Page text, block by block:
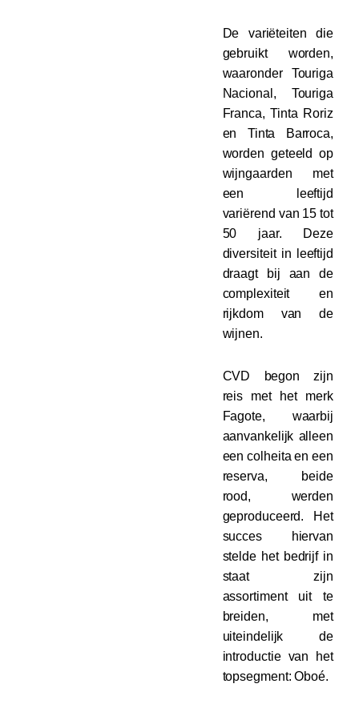
De variëteiten die
gebruikt worden,
waaronder Touriga
Nacional, Touriga
Franca, Tinta Roriz
en Tinta Barroca,
worden geteeld op
wijngaarden met
een leeftijd
variërend van 15 tot
50 jaar. Deze
diversiteit in leeftijd
draagt bij aan de
complexiteit en
rijkdom van de
wijnen.
CVD begon zijn
reis met het merk
Fagote, waarbij
aanvankelijk alleen
een colheita en een
reserva, beide
rood, werden
geproduceerd. Het
succes hiervan
stelde het bedrijf in
staat zijn
assortiment uit te
breiden, met
uiteindelijk de
introductie van het
topsegment: Oboé.